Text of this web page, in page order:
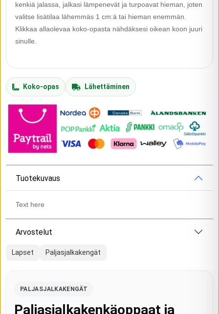
kenkiä jalassa, jalkasi lämpenevät ja turpoavat hieman, joten
valitse lisätilaa lähemmäs 1 cm:ä tai hieman enemmän.
Klikkaa allaolevaa koko-opasta nähdäksesi oikean koon juuri
sinulle.
Koko-opas Lähettäminen
Tuotekuvaus
Text here
Arvostelut
Lapset Paljasjalkakengät
PALJASJALKAKENGÄT
Paljasjalkakenkäoppaat ja